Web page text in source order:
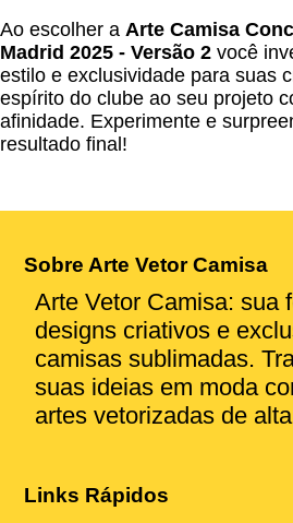
Ao escolher a Arte Camisa
Madrid 2025 - Versão 2 você
estilo e exclusividade para suas
espírito do clube ao seu projeto
afinidade. Experimente e
resultado final!
Sobre Arte Vetor Camisa
Arte Vetor Camisa: sua
designs criativos e
camisas sublimadas.
suas ideias em moda
artes vetorizadas de
Links Rápidos